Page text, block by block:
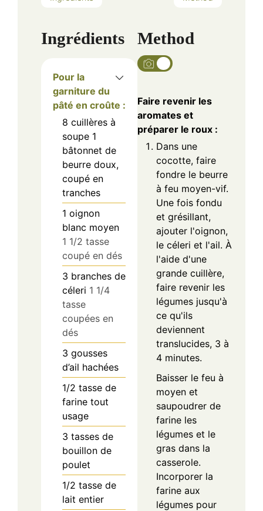
Ingrédients
Pour la
garniture du
pâté en croûte :
8 cuillères à
soupe 1
bâtonnet de
beurre doux,
coupé en
tranches
1 oignon
blanc moyen
1 1/2 tasse
coupé en dés
3 branches de
céleri 1 1/4
tasse
coupées en
dés
3 gousses
d’ail hachées
1/2 tasse de
farine tout
usage
3 tasses de
bouillon de
poulet
1/2 tasse de
lait entier
Method
Faire revenir les
aromates et
préparer le roux :
Dans une
cocotte, faire
fondre le beurre
à feu moyen-vif.
Une fois fondu
et grésillant,
ajouter l'oignon,
le céleri et l'ail. À
l'aide d'une
grande cuillère,
faire revenir les
légumes jusqu'à
ce qu'ils
deviennent
translucides, 3 à
4 minutes.
Baisser le feu à
moyen et
saupoudrer de
farine les
légumes et le
gras dans la
casserole.
Incorporer la
farine aux
légumes pour